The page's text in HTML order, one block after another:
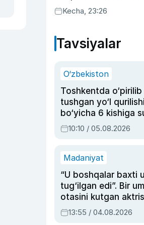
uyda g‘alaba qozondi
Kecha, 23:26
Tavsiyalar
O‘zbekiston
Toshkentda o‘pirilib
tushgan yo‘l qurilishi
bo‘yicha 6 kishiga
hukmi o‘qildi
10:10 / 05.08.2026
Madaniyat
“U boshqalar baxti
tug‘ilgan edi”. Bir
otasini kutgan
dublyaj ustasi Rimma
Ahmedovaning
13:55 / 04.08.2026